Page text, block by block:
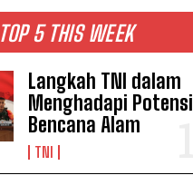
TOP 5 THIS WEEK
Langkah TNI dalam
Menghadapi Potensi
Bencana Alam
TNI